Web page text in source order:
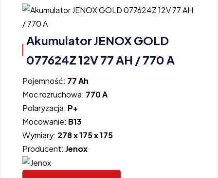
Akumulator JENOX GOLD
077624Z 12V 77 AH / 770 A
Pojemność: 77 Ah
Moc rozruchowa: 770 A
Polaryzacja: P+
Mocowanie: B13
Wymiary: 278 x 175 x 175
Producent: Jenox